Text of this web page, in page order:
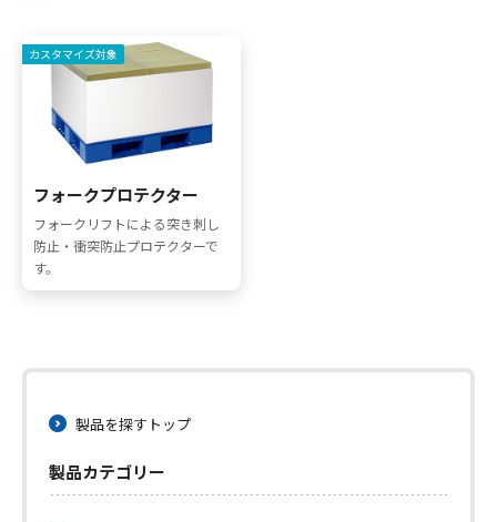
川上産業について
採用情報
カスタマイズ対象
フォークプロテクター
フォークリフトによる突き刺し
防止・衝突防止プロテクターで
す。
製品を探すトップ
製品カテゴリー